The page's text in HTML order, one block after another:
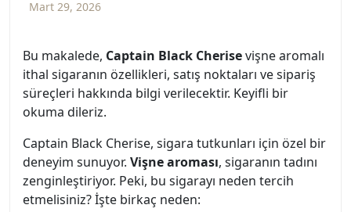
Mart 29, 2026
Bu makalede, Captain Black Cherisevişne aromalı
ithal sigaranın özellikleri, satış noktaları ve sipariş
süreçleri hakkında bilgi verilecektir. Keyifli bir
okuma dileriz.
Captain Black Cherise, sigara tutkunları için özel bir
deneyim sunuyor. Vişne aroması, sigaranın tadını
zenginleştiriyor. Peki, bu sigarayı neden tercih
etmelisiniz? İşte birkaç neden: